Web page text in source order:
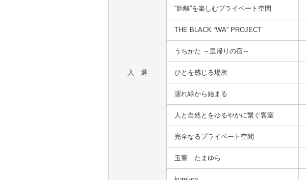
入 選
“距離”を楽しむプライベート空間
THE BLACK “WA” PROJECT
うちかた ～里帰りの宿～
ひとを感じる場所
濡れ緑から始まる
人と自然とをゆるやかに繋ぐ客室
完全なるプライベート空間
玉響 たまゆら